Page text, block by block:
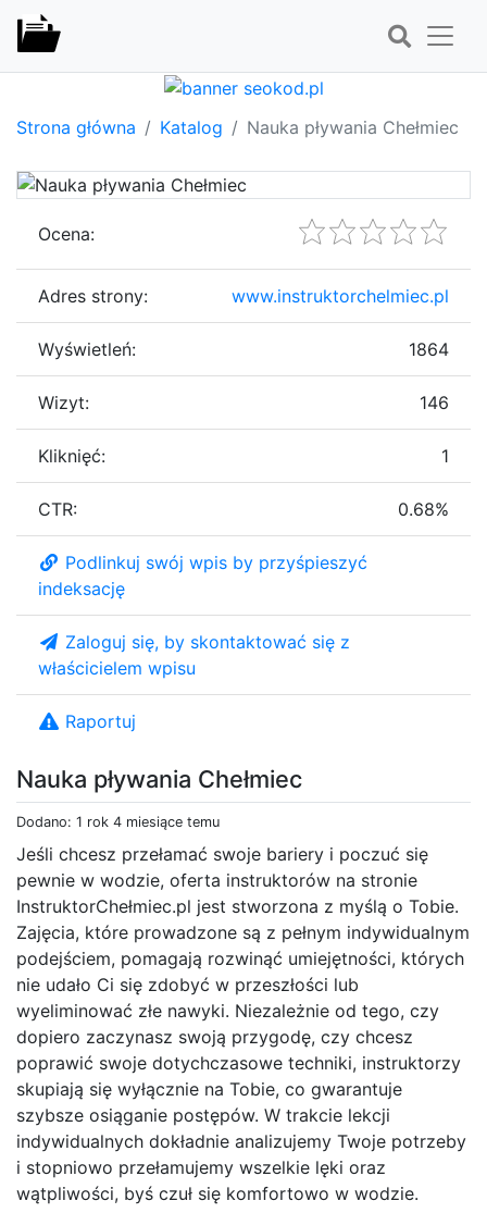
Strona główna Katalog Nauka pływania Chełmiec
Nauka pływania Chełmiec
Dodano: 1 rok 4 miesiące temu
Jeśli chcesz przełamać swoje bariery i poczuć się
pewnie w wodzie, oferta instruktorów na stronie
InstruktorChełmiec.pl jest stworzona z myślą o Tobie.
Zajęcia, które prowadzone są z pełnym indywidualnym
podejściem, pomagają rozwinąć umiejętności, których
nie udało Ci się zdobyć w przeszłości lub
wyeliminować złe nawyki. Niezależnie od tego, czy
dopiero zaczynasz swoją przygodę, czy chcesz
poprawić swoje dotychczasowe techniki, instruktorzy
skupiają się wyłącznie na Tobie, co gwarantuje
szybsze osiąganie postępów. W trakcie lekcji
indywidualnych dokładnie analizujemy Twoje potrzeby
i stopniowo przełamujemy wszelkie lęki oraz
wątpliwości, byś czuł się komfortowo w wodzie.
Ocena:
Adres strony: www.instruktorchelmiec.pl
Wyświetleń: 1864
Wizyt: 146
Kliknięć: 1
CTR: 0.68%
Podlinkuj swój wpis by przyśpieszyć
indeksację
Zaloguj się, by skontaktować się z
właścicielem wpisu
Raportuj